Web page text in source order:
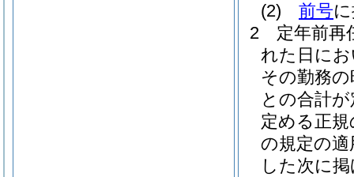
(2)
前号
2
定年前再
れた日に
その勤務
との合計
定める正
の規定の
した次に